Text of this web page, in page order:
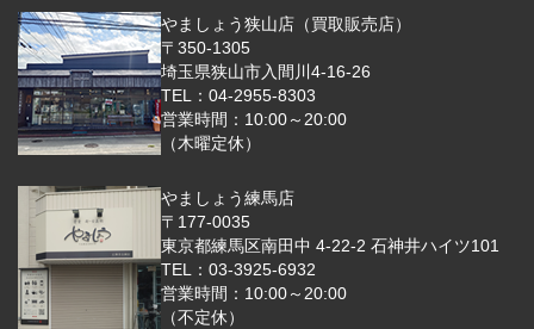
やましょう狭山店（買取販売店）
〒350-1305
埼玉県狭山市入間川4-16-26
TEL：04-2955-8303
営業時間：10:00～20:00
（木曜定休）
やましょう練馬店
〒177-0035
東京都練馬区南田中 4-22-2 石神井ハイツ101
TEL：03-3925-6932
営業時間：10:00～20:00
（不定休）